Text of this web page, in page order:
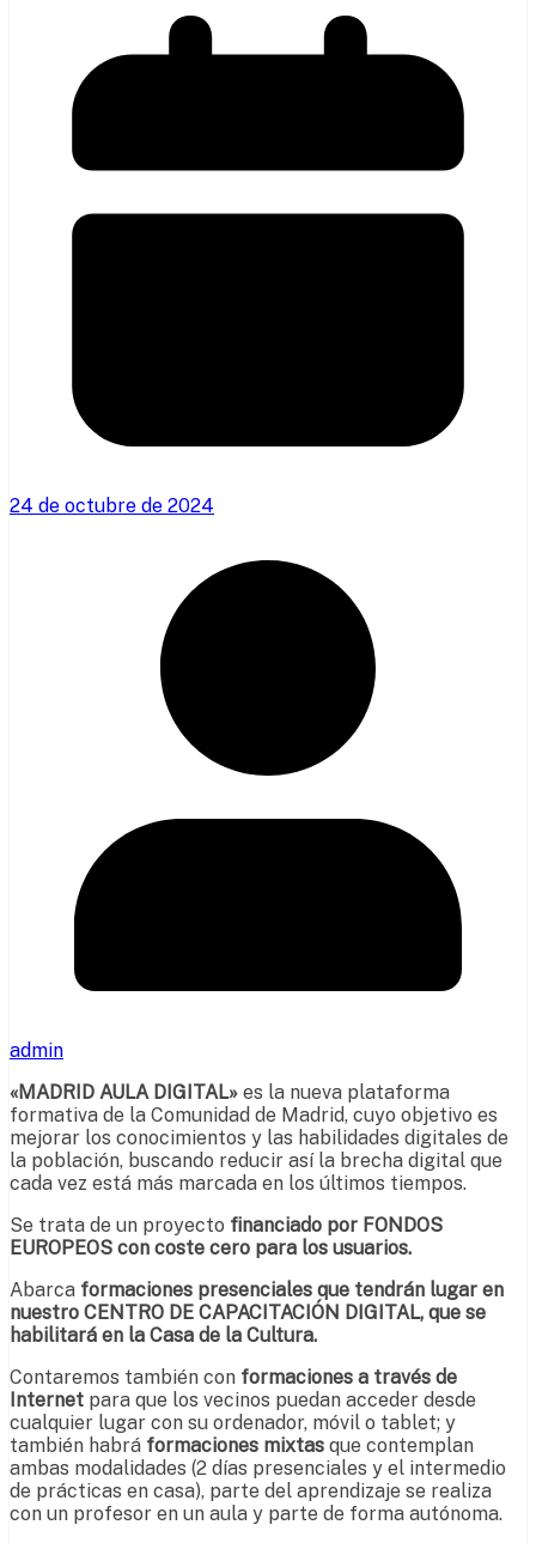
24 de octubre de 2024
admin
«MADRID AULA DIGITAL» es la nueva plataforma
formativa de la Comunidad de Madrid, cuyo objetivo es
mejorar los conocimientos y las habilidades digitales de
la población, buscando reducir así la brecha digital que
cada vez está más marcada en los últimos tiempos.
Se trata de un proyecto financiado por FONDOS
EUROPEOS con coste cero para los usuarios.
Abarca formaciones presenciales que tendrán lugar en
nuestro CENTRO DE CAPACITACIÓN DIGITAL, que se
habilitará en la Casa de la Cultura.
Contaremos también con formaciones a través de
Internet para que los vecinos puedan acceder desde
cualquier lugar con su ordenador, móvil o tablet; y
también habrá formaciones mixtas que contemplan
ambas modalidades (2 días presenciales y el intermedio
de prácticas en casa), parte del aprendizaje se realiza
con un profesor en un aula y parte de forma autónoma.